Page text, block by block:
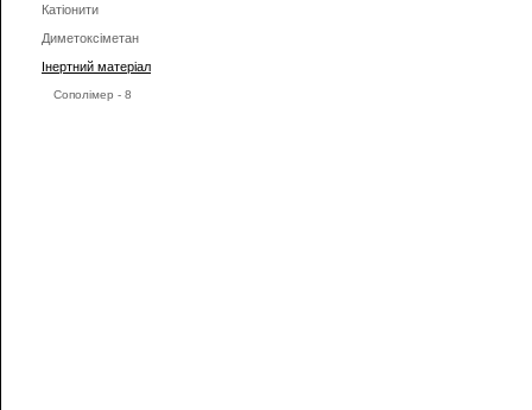
Катіонити
Диметоксіметан
Інертний матеріал
Сополімер - 8